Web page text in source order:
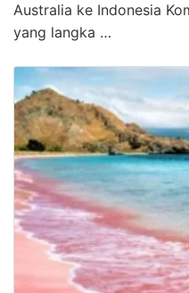
Australia ke Indonesia
yang langka …